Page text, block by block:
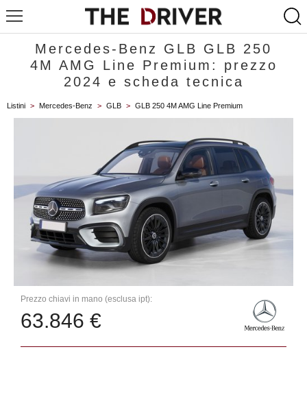
Mercedes-Benz GLB GLB 250
4M AMG Line Premium: prezzo
2024 e scheda tecnica
Listini > Mercedes-Benz > GLB > GLB 250 4M AMG Line Premium
Prezzo chiavi in mano (esclusa ipt):
63.846 €